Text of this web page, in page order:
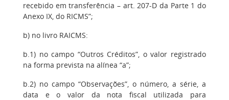
recebido em transferência – art. 207-D da Parte 1 do
Anexo IX, do RICMS”;
b) no livro RAICMS:
b.1) no campo “Outros Créditos”, o valor registrado
na forma prevista na alínea “a”;
b.2) no campo “Observações”, o número, a série, a
data e o valor da nota fiscal utilizada para